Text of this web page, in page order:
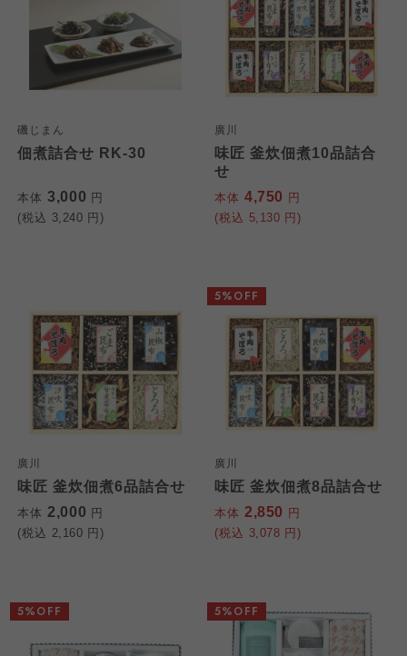
磯じまん
佃煮詰合せ RK-30
本体 3,000 円
(税込 3,240 円)
廣川
味匠 釜炊佃煮10品詰合
せ
本体 4,750 円
(税込 5,130 円)
廣川
味匠 釜炊佃煮6品詰合せ
本体 2,000 円
(税込 2,160 円)
廣川
味匠 釜炊佃煮8品詰合せ
本体 2,850 円
(税込 3,078 円)
5%OFF
5%OFF 5%OFF